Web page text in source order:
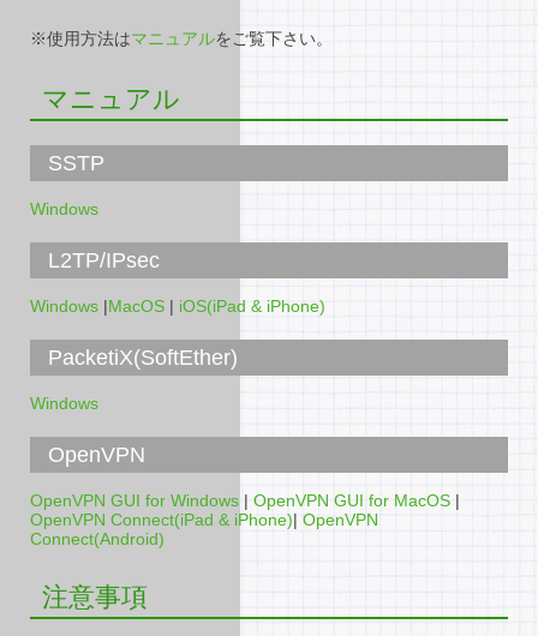
※使用方法はマニュアルをご覧下さい。
マニュアル
SSTP
Windows
L2TP/IPsec
Windows |MacOS | iOS(iPad & iPhone)
PacketiX(SoftEther)
Windows
OpenVPN
OpenVPN GUI for Windows |OpenVPN GUI for MacOS |
OpenVPN Connect(iPad & iPhone)|OpenVPN
Connect(Android)
注意事項